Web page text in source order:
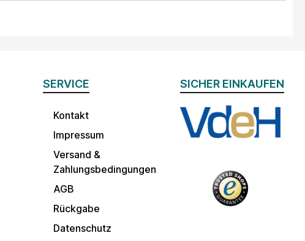
SERVICE
Kontakt
Impressum
Versand &
Zahlungsbedingungen
AGB
Rückgabe
Datenschutz
SICHER EINKAUFEN